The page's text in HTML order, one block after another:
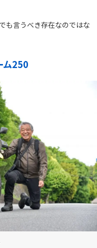
も言うべき存在なのではな
ム250